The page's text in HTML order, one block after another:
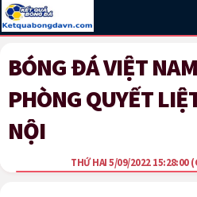
BÓNG ĐÁ VIỆT
PHÒNG QUYẾT
NỘI
THỨ HAI 5/09/2022 15:28:00